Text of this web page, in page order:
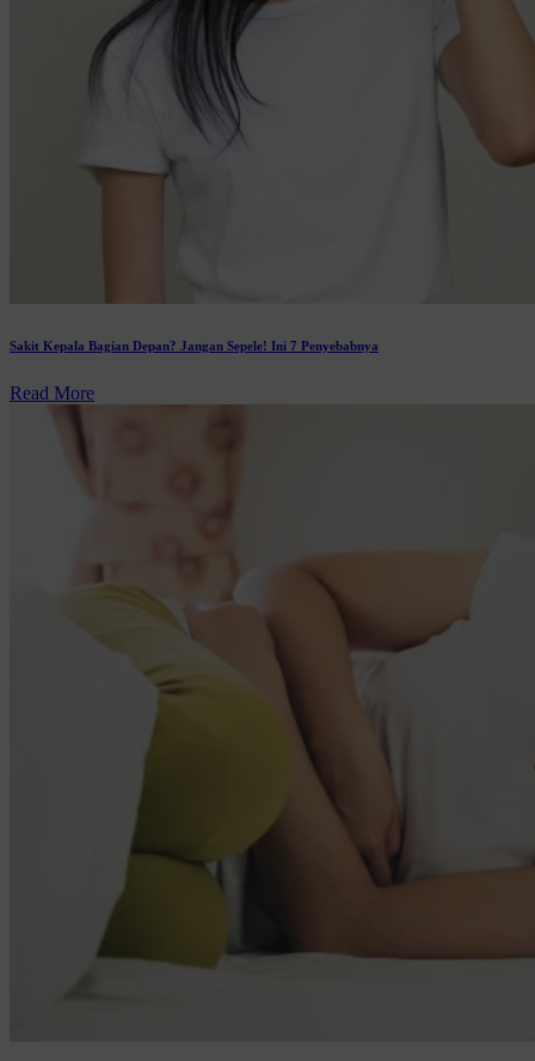
Sakit Kepala Bagian Depan? Jangan Sepele! Ini 7 Penyebabnya
Read More